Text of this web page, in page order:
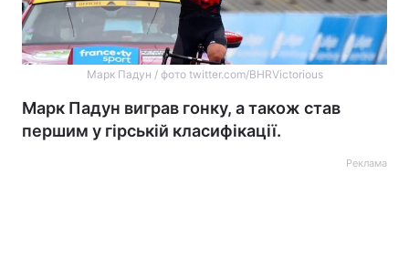
Марк Падун / фото twitter.com/BHRVictorious
Марк Падун виграв гонку, а також став
першим у гірській класифікації.
Реклама